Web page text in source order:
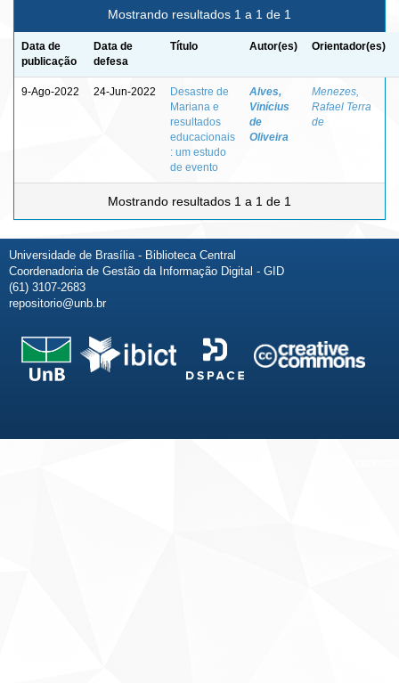
Mostrando resultados 1 a 1 de 1
Data de
publicação
Data de
defesa
Título Autor(es) Orientador(es)
9-Ago-2022 24-Jun-2022
Desastre de
Mariana e
resultados
educacionais
: um estudo
de evento
Alves,
Vinícius
de
Oliveira
Menezes,
Rafael Terra
de
Mostrando resultados 1 a 1 de 1
Universidade de Brasília - Biblioteca Central
Coordenadoria de Gestão da Informação Digital - GID
(61) 3107-2683
repositorio@unb.br